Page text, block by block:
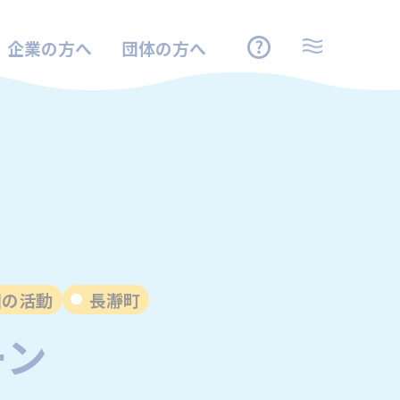
企業の方へ 団体の方へ
活動 長瀞町